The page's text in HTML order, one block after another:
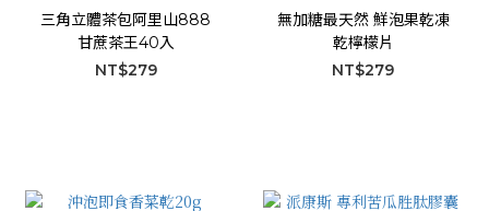
三角立體茶包阿里山888
甘蔗茶王40入
NT$279
無加糖最天然 鮮泡果乾凍
乾檸檬片
NT$279